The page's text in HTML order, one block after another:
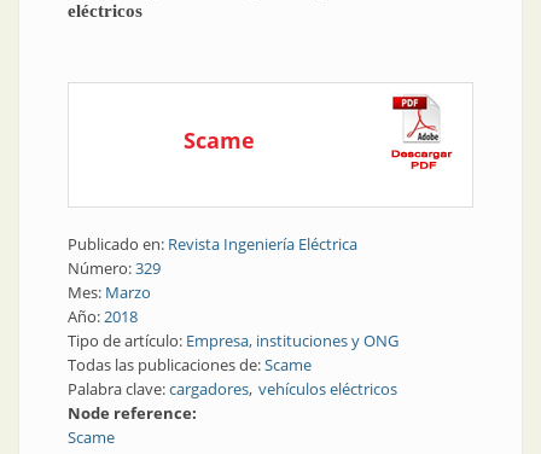
eléctricos
Scame
Publicado en: Revista Ingeniería Eléctrica
Número:329
Mes: Marzo
Año:2018
Tipo de artículo: Empresa, instituciones y ONG
Todas las publicaciones de:Scame
Palabra clave:cargadores vehículos eléctricos
Node reference:
Scame